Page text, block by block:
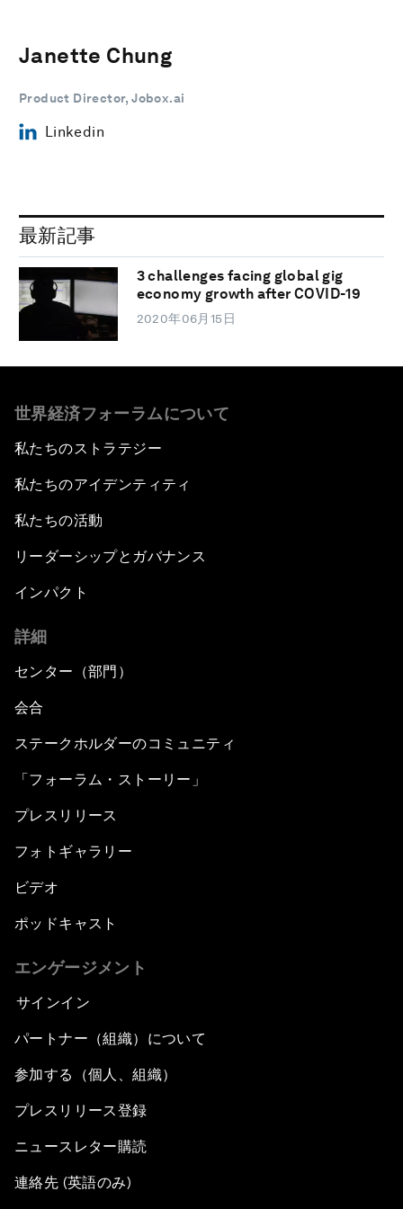
Janette Chung
Product Director, Jobox.ai
Linkedin
最新記事
3 challenges facing global gig
economy growth after COVID-19
2020年06月15日
世界経済フォーラムについて
私たちのストラテジー
私たちのアイデンティティ
私たちの活動
リーダーシップとガバナンス
インパクト
詳細
センター（部門）
会合
ステークホルダーのコミュニティ
「フォーラム・ストーリー」
プレスリリース
フォトギャラリー
ビデオ
ポッドキャスト
エンゲージメント
サインイン
パートナー（組織）について
参加する（個人、組織）
プレスリリース登録
ニュースレター購読
連絡先 (英語のみ)